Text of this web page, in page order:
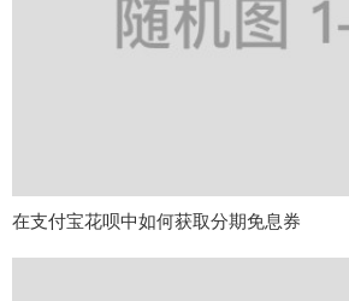
在支付宝花呗中如何获取分期免息券